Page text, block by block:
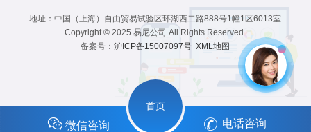
地址：中国（上海）自由贸易试验区环湖西二路888号1幢1区6013室
Copyright © 2025 易尼公司 All Rights Reserved.
备案号：沪ICP备15007097号 XML地图
微信咨询
首页
电话咨询